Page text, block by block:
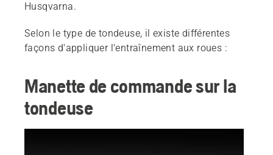
Husqvarna.
Selon le type de tondeuse, il existe différentes
façons d'appliquer l'entraînement aux roues :
Manette de commande sur la
tondeuse